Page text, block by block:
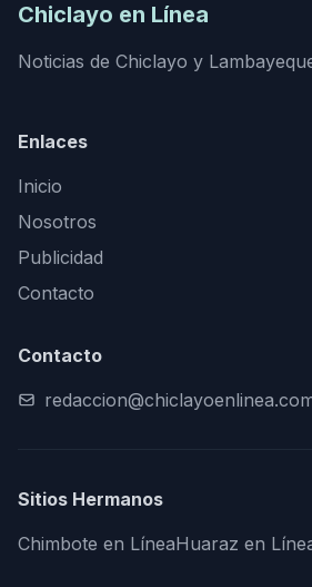
Chiclayo en Línea
Noticias de Chiclayo y
Enlaces
Inicio
Nosotros
Publicidad
Contacto
Contacto
Sitios Hermanos
Chimbote en LíneaHuaraz en